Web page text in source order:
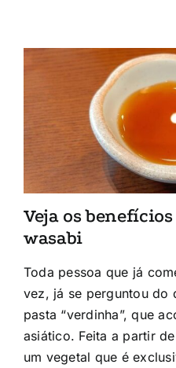
Veja os
wasabi
Toda pessoa que já
vez, já se perguntou do
pasta “verdinha”, que
asiático. Feita a partir
um vegetal que é